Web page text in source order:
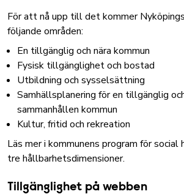
För att nå upp till det kommer
följande områden:
En tillgänglig och nära kommun
Fysisk tillgänglighet och bostad
Utbildning och sysselsättning
Samhällsplanering för en tillgänglig
sammanhållen kommun
Kultur, fritid och rekreation
Läs mer i kommunens program för social
tre hållbarhetsdimensioner.
Tillgänglighet på webben